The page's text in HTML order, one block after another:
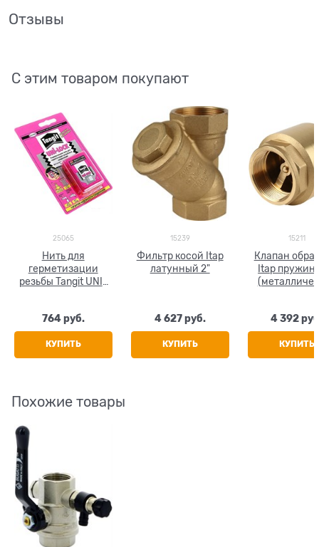
Отзывы
С этим товаром покупают
25065
Нить для
герметизации
резьбы Tangit UNI-
764 руб.
КУПИТЬ
15239
Фильтр косой Itap
латунный 2"
4 627 руб.
КУПИТЬ
15211
Клапан
Itap
4 392
КУПИТЬ
Похожие товары